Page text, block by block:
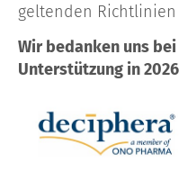
geltenden Richtlinien
Wir bedanken uns
Unterstützung in